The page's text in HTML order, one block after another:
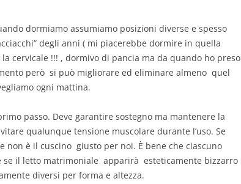
dormiamo assumiamo posizioni diverse e spesso
degli anni ( mi piacerebbe dormire in quella
cervicale !!! , dormivo di pancia ma da quando ho preso
però si può migliorare ed eliminare almeno quel
ogni mattina.
passo. Deve garantire sostegno ma mantenere la
qualunque tensione muscolare durante l’uso. Se
non è il cuscino giusto per noi. È bene che ciascuno
se il letto matrimoniale apparirà esteticamente bizzarro
diversi per forma e altezza.